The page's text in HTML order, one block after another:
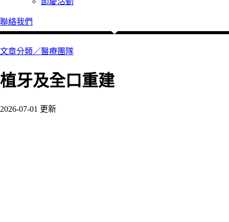
聯絡我們
文章分類／醫療團隊
植牙及全口重建
2026-07-01 更新